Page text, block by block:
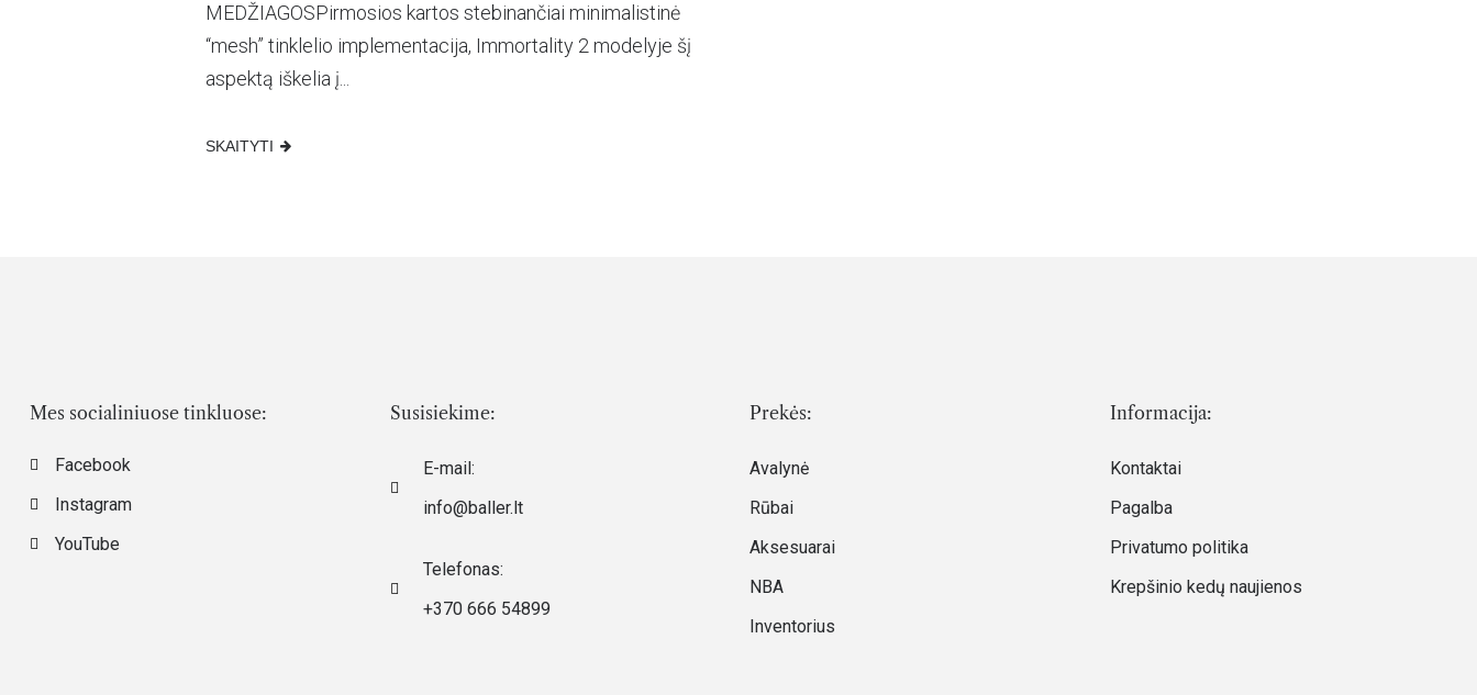
MEDŽIAGOSPirmosios kartos stebinančiai minimalistinė
“mesh” tinklelio implementacija, Immortality 2 modelyje šį
aspektą iškelia į...
SKAITYTI
Mes socialiniuose tinkluose:
Facebook
Instagram
YouTube
Susisiekime:
E-mail:
info@baller.lt
Telefonas:
+370 666 54899
Prekės:
Avalynė
Rūbai
Aksesuarai
NBA
Inventorius
Informacija:
Kontaktai
Pagalba
Privatumo politika
Krepšinio kedų naujienos